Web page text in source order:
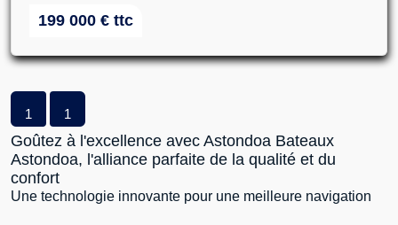
199 000 € ttc
1 1
Goûtez à l'excellence avec Astondoa Bateaux
Astondoa, l'alliance parfaite de la qualité et du
confort
Une technologie innovante pour une meilleure navigation